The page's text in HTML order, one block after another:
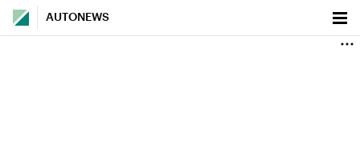
AUTONEWS